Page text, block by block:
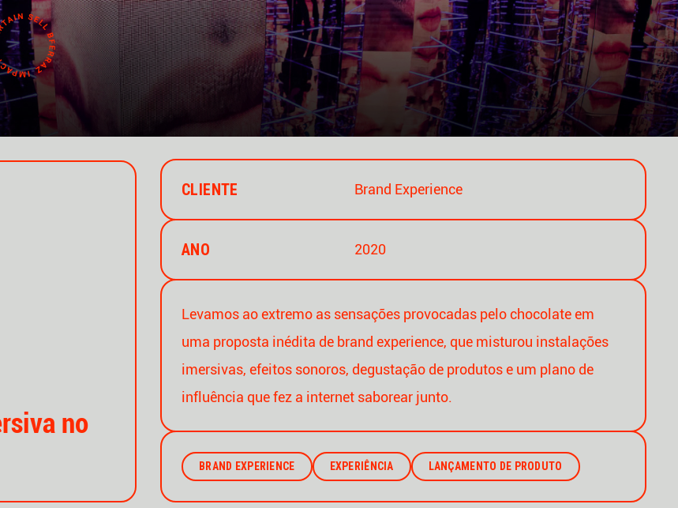
no
CLIENTE Brand Experience
ANO 2020
Levamos ao extremo as sensações provocadas pelo chocolate em
uma proposta inédita de brand experience, que misturou instalações
imersivas, efeitos sonoros, degustação de produtos e um plano de
influência que fez a internet saborear junto.
BRAND EXPERIENCE EXPERIÊNCIA LANÇAMENTO DE PRODUTO